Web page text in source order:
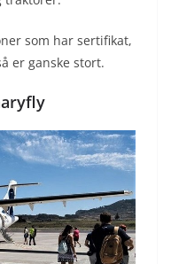
som har sertifikat,
er ganske stort.